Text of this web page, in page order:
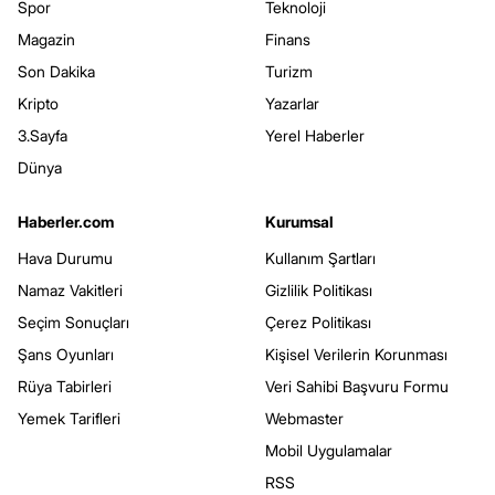
Spor
Magazin
Son Dakika
Kripto
3.Sayfa
Dünya
Teknoloji
Finans
Turizm
Yazarlar
Yerel Haberler
Haberler.com
Hava Durumu
Namaz Vakitleri
Seçim Sonuçları
Şans Oyunları
Rüya Tabirleri
Yemek Tarifleri
Kurumsal
Kullanım Şartları
Gizlilik Politikası
Çerez Politikası
Kişisel Verilerin Korunması
Veri Sahibi Başvuru Formu
Webmaster
Mobil Uygulamalar
RSS